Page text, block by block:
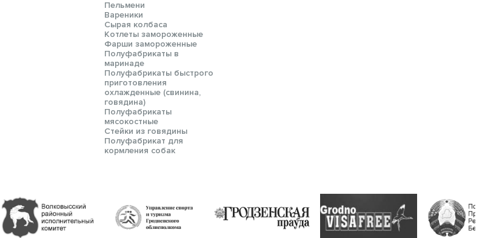
Пельмени
Вареники
Сырая колбаса
Котлеты замороженные
Фарши замороженные
Полуфабрикаты в
маринаде
Полуфабрикаты быстрого
приготовления
охлажденные (свинина,
говядина)
Полуфабрикаты
мясокостные
Стейки из говядины
Полуфабрикат для
кормления собак